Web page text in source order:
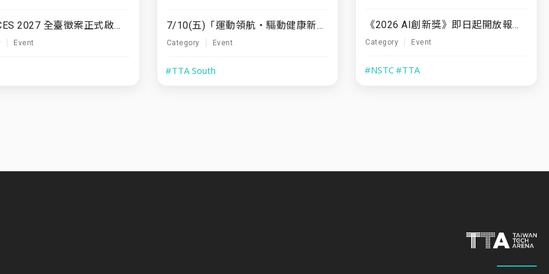
TTA x CES 2027 全臺徵案正式啟動！
Event
7/10(五)「運動領航・驅動健康新未來」
Category Event
#TTA South
《2026 AI創新獎》即日起開放報名至7/31
Category Event
#NSTC#TTA